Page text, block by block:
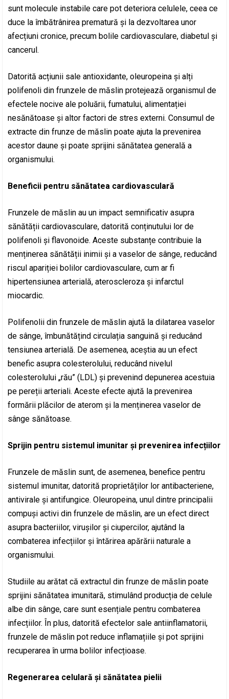
sunt molecule instabile care pot deteriora celulele, ceea ce
duce la îmbătrânirea prematură și la dezvoltarea unor
afecțiuni cronice, precum bolile cardiovasculare, diabetul și
cancerul.
Datorită acțiunii sale antioxidante, oleuropeina și alți
polifenoli din frunzele de măslin protejează organismul de
efectele nocive ale poluării, fumatului, alimentației
nesănătoase și altor factori de stres externi. Consumul de
extracte din frunze de măslin poate ajuta la prevenirea
acestor daune și poate sprijini sănătatea generală a
organismului.
Beneficii pentru sănătatea cardiovasculară
Frunzele de măslin au un impact semnificativ asupra
sănătății cardiovasculare, datorită conținutului lor de
polifenoli și flavonoide. Aceste substanțe contribuie la
menținerea sănătății inimii și a vaselor de sânge, reducând
riscul apariției bolilor cardiovasculare, cum ar fi
hipertensiunea arterială, ateroscleroza și infarctul
miocardic.
Polifenolii din frunzele de măslin ajută la dilatarea vaselor
de sânge, îmbunătățind circulația sanguină și reducând
tensiunea arterială. De asemenea, aceștia au un efect
benefic asupra colesterolului, reducând nivelul
colesterolului „rău” (LDL) și prevenind depunerea acestuia
pe pereții arteriali. Aceste efecte ajută la prevenirea
formării plăcilor de aterom și la menținerea vaselor de
sânge sănătoase.
Sprijin pentru sistemul imunitar și prevenirea infecțiilor
Frunzele de măslin sunt, de asemenea, benefice pentru
sistemul imunitar, datorită proprietăților lor antibacteriene,
antivirale și antifungice. Oleuropeina, unul dintre principalii
compuși activi din frunzele de măslin, are un efect direct
asupra bacteriilor, virușilor și ciupercilor, ajutând la
combaterea infecțiilor și întărirea apărării naturale a
organismului.
Studiile au arătat că extractul din frunze de măslin poate
sprijini sănătatea imunitară, stimulând producția de celule
albe din sânge, care sunt esențiale pentru combaterea
infecțiilor. În plus, datorită efectelor sale antiinflamatorii,
frunzele de măslin pot reduce inflamațiile și pot sprijini
recuperarea în urma bolilor infecțioase.
Regenerarea celulară și sănătatea pielii